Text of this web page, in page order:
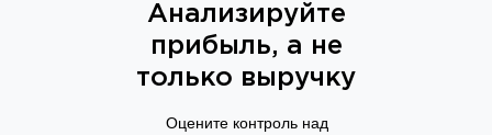
Оцените контроль над
Анализируйте
прибыль, а не
только выручку